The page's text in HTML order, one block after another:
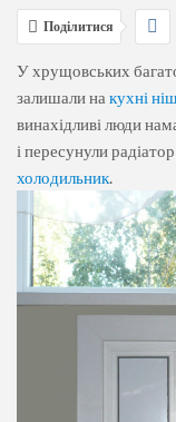
Поділитися
У хрущовських
залишали на кухні
винахідливі люди
і пересунули
холодильник.